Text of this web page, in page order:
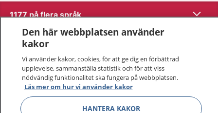
1177 på flera språk Visa
Om 1177
Kontakt
Behandling av personuppgifter
Den här webbplatsen använder
kakor
Vi använder kakor, cookies, för att ge dig en förbättrad
upplevelse, sammanställa statistik och för att viss
nödvändig funktionalitet ska fungera på webbplatsen.
Läs mer om hur vi använder kakor
HANTERA KAKOR